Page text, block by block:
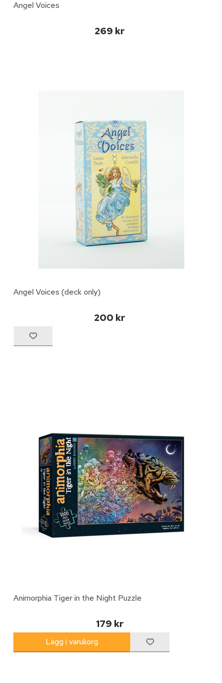
Angel Voices
269 kr
Angel Voices (deck only)
200 kr
Animorphia Tiger in the Night Puzzle
179 kr